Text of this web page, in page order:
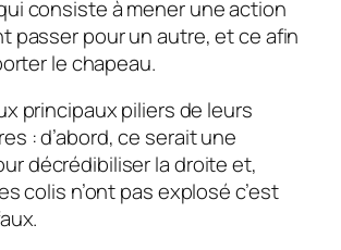
consiste à mener une action
passer pour un autre, et ce afin
le chapeau.
principaux piliers de leurs
: d’abord, ce serait une
décrédibiliser la droite et,
colis n’ont pas explosé c’est